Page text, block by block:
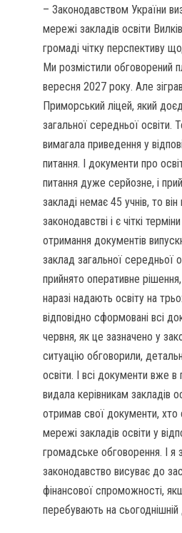
– Законодавством України
мережі закладів освіти
громаді чітку перспективу
Ми розмістили обговорений
вересня 2027 року. Але
Приморський ліцей, який
загальної середньої
вимагала приведення у
питання. І документи про
питання дуже серйозне, і
закладі немає 45 учнів, то
законодавстві і є чіткі
отримання документів
заклад загальної середньої
прийнято оперативне
наразі надають освіту на
відповідно сформовані всі
червня, як це зазначено у
ситуацію обговорили,
освіти. І всі документи вже
видала керівникам закладів
отримав свої документи, хто
мережі закладів освіти у
громадське обговорення. І я
законодавство висуває до
фінансової спроможності,
перебувають на сьогоднішній